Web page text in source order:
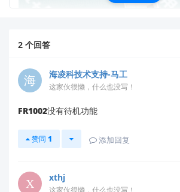
2 个回答
海凌科技术支持-马工
这家伙很懒，什么也没写！
FR1002没有待机功能
赞同 1 添加回复
xthj
这家伙很懒，什么也没写！